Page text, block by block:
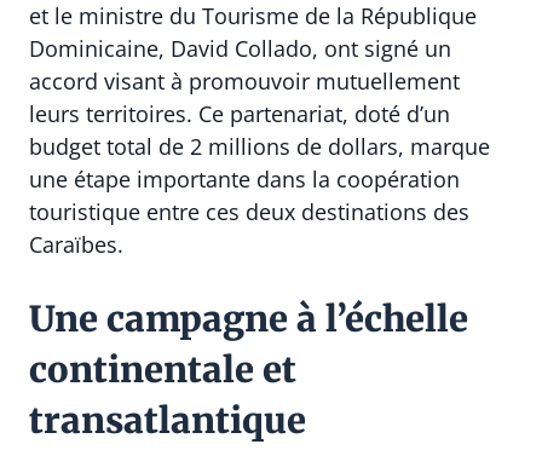
et le ministre du Tourisme de la République
Dominicaine, David Collado, ont signé un
accord visant à promouvoir mutuellement
leurs territoires. Ce partenariat, doté d’un
budget total de 2 millions de dollars, marque
une étape importante dans la coopération
touristique entre ces deux destinations des
Caraïbes.
Une campagne à l’échelle
continentale et
transatlantique